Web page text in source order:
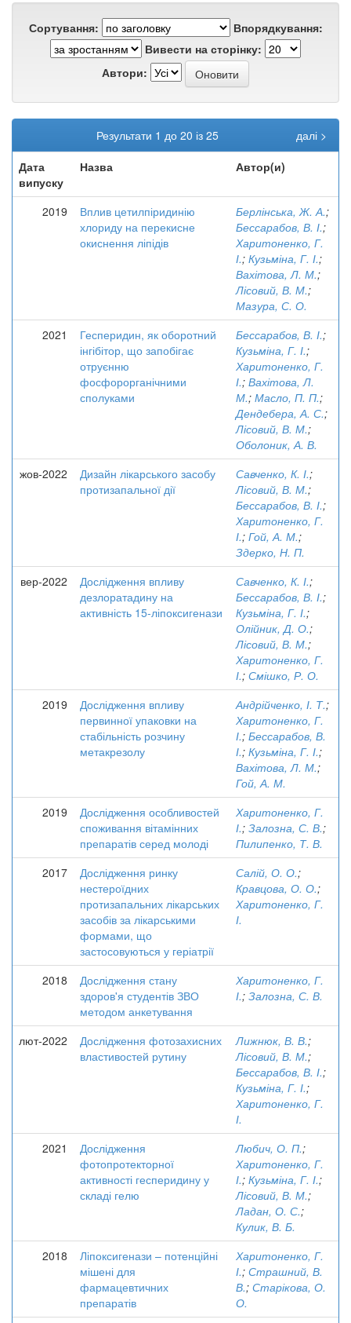
Сортування:
Впорядкування:
Вивести на сторінку:
Автори:
Результати 1 до 20 із 25
далі >
Дата
випуску
Назва Автор(и)
2019
Вплив цетилпіридинію
хлориду на перекисне
окиснення ліпідів
Берлінська, Ж. А.;
Бессарабов, В. І.;
Харитоненко, Г.
І.; Кузьміна, Г. І.;
Вахітова, Л. М.;
Лісовий, В. М.;
Мазура, С. О.
2021
Гесперидин, як оборотний
інгібітор, що запобігає
отруєнню
фосфорорганічними
сполуками
Бессарабов, В. І.;
Кузьміна, Г. І.;
Харитоненко, Г.
І.; Вахітова, Л.
М.; Масло, П. П.;
Дендебера, А. С.;
Лісовий, В. М.;
Оболоник, А. В.
жов-2022
Дизайн лікарського засобу
протизапальної дії
Савченко, К. І.;
Лісовий, В. М.;
Бессарабов, В. І.;
Харитоненко, Г.
І.; Гой, А. М.;
Здерко, Н. П.
вер-2022
Дослідження впливу
дезлоратадину на
активність 15-ліпоксигенази
Савченко, К. І.;
Бессарабов, В. І.;
Кузьміна, Г. І.;
Олійник, Д. О.;
Лісовий, В. М.;
Харитоненко, Г.
І.; Смішко, Р. О.
2019
Дослідження впливу
первинної упаковки на
стабільність розчину
метакрезолу
Андрійченко, І. Т.;
Харитоненко, Г.
І.; Бессарабов, В.
І.; Кузьміна, Г. І.;
Вахітова, Л. М.;
Гой, А. М.
2019
Дослідження особливостей
споживання вітамінних
препаратів серед молоді
Харитоненко, Г.
І.; Залозна, С. В.;
Пилипенко, Т. В.
2017
Дослідження ринку
нестероїдних
протизапальних лікарських
засобів за лікарськими
формами, що
застосовуються у геріатрії
Салій, О. О.;
Кравцова, О. О.;
Харитоненко, Г.
І.
2018
Дослідження стану
здоров'я студентів ЗВО
методом анкетування
Харитоненко, Г.
І.; Залозна, С. В.
лют-2022
Дослідження фотозахисних
властивостей рутину
Лижнюк, В. В.;
Лісовий, В. М.;
Бессарабов, В. І.;
Кузьміна, Г. І.;
Харитоненко, Г.
І.
2021
Дослідження
фотопротекторної
активності гесперидину у
складі гелю
Любич, О. П.;
Харитоненко, Г.
І.; Кузьміна, Г. І.;
Лісовий, В. М.;
Ладан, О. С.;
Кулик, В. Б.
2018
Ліпоксигенази – потенційні
мішені для
фармацевтичних
препаратів
Харитоненко, Г.
І.; Страшний, В.
В.; Старікова, О.
О.